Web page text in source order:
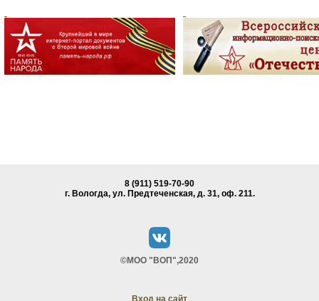
8 (911) 519-70-90
г. Вологда, ул. Предтеченская, д. 31, oф. 211.
©МОО "ВОП",2020